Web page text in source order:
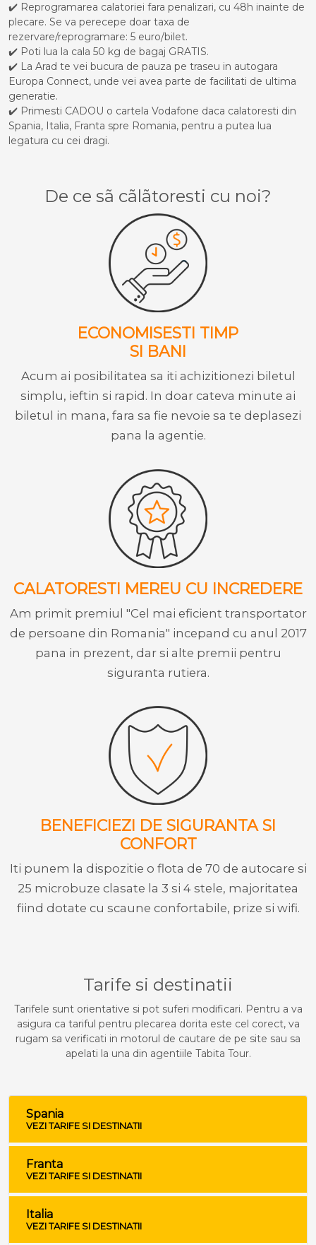
✔️ Reprogramarea calatoriei fara penalizari, cu 48h inainte de
plecare. Se va perecepe doar taxa de
rezervare/reprogramare: 5 euro/bilet.
✔️ Poti lua la cala 50 kg de bagaj GRATIS.
✔️ La Arad te vei bucura de pauza pe traseu in autogara
Europa Connect, unde vei avea parte de facilitati de ultima
generatie.
✔️ Primesti CADOU o cartela Vodafone daca calatoresti din
Spania, Italia, Franta spre Romania, pentru a putea lua
legatura cu cei dragi.
De ce sã cãlãtoresti cu noi?
ECONOMISESTI TIMP
SI BANI
Acum ai posibilitatea sa iti achizitionezi biletul
simplu, ieftin si rapid. In doar cateva minute ai
biletul in mana, fara sa fie nevoie sa te deplasezi
pana la agentie.
CALATORESTI MEREU CU INCREDERE
Am primit premiul "Cel mai eficient transportator
de persoane din Romania" incepand cu anul 2017
pana in prezent, dar si alte premii pentru
siguranta rutiera.
BENEFICIEZI DE SIGURANTA SI
CONFORT
Iti punem la dispozitie o flota de 70 de autocare si
25 microbuze clasate la 3 si 4 stele, majoritatea
fiind dotate cu scaune confortabile, prize si wifi.
Tarife si destinatii
Tarifele sunt orientative si pot suferi modificari. Pentru a va
asigura ca tariful pentru plecarea dorita este cel corect, va
rugam sa verificati in motorul de cautare de pe site sau sa
apelati la una din agentiile Tabita Tour.
Spania
VEZI TARIFE SI DESTINATII
Franta
VEZI TARIFE SI DESTINATII
Italia
VEZI TARIFE SI DESTINATII